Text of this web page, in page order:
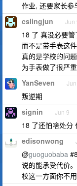
作业, 还要家长参
cslingjun Jun
18 了 真没必要管
而不是带手表这
真的是学校的问
为手表做了很严
YanSeven
叛逆期
signin Jun 9
18 了还怕啥处分
edisonwong
@guoguobaba
说的能承受代价
校这一方面你不